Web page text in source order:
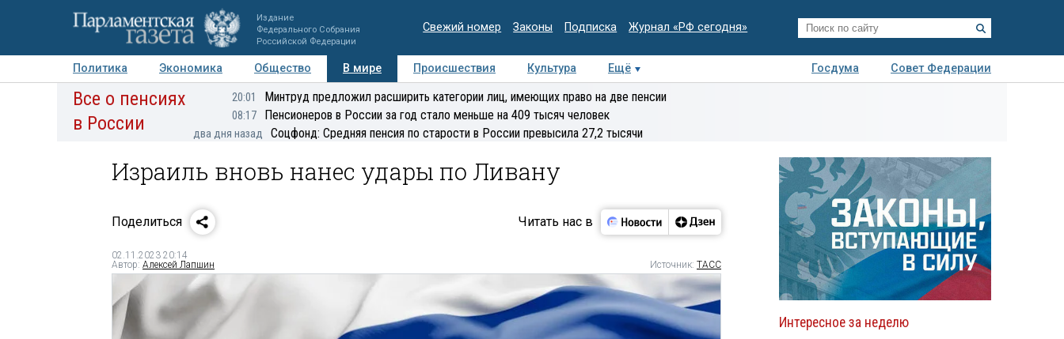
Издание
Федерального Собрания
Российской Федерации
Свежий номер Законы Подписка Журнал «РФ сегодня»
Политика Экономика Общество В мире Происшествия Культура Ещё Госдума
Совет Федерации
Авторы Персоны Мнения Регионы Медиацентр Интервью Колумнисты
Деловая
Все о пенсиях
в России
20:01 Минтруд предложил расширить категории лиц, имеющих право на две пенсии
08:17 Пенсионеров в России за год стало меньше на 409 тысяч человек
два дня назад Соцфонд: Средняя пенсия по старости в России превысила 27,2 тысячи
Израиль вновь нанес удары по Ливану
Поделиться Читать нас в
02.11.2023 20:14
Автор: Алексей Лапшин Источник: ТАСС
Интересное за неделю